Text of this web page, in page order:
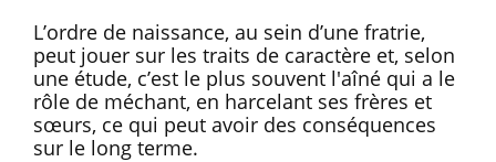
L’ordre de naissance, au sein d’une fratrie,
peut jouer sur les traits de caractère et, selon
une étude, c’est le plus souvent l'aîné qui a le
rôle de méchant, en harcelant ses frères et
sœurs, ce qui peut avoir des conséquences
sur le long terme.